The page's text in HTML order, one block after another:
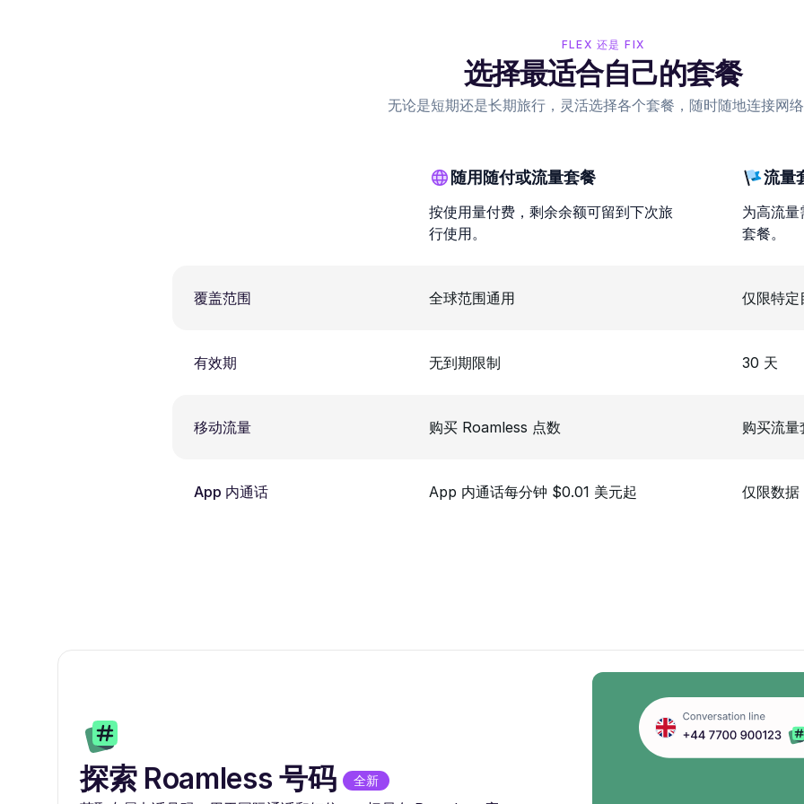
FLEX 还是 FIX
选择最适合自己的套餐
无论是短期还是长期旅行，灵活选择各个套餐，随时随地连接网
随用随付或流量套餐
按使用量付费，剩余余额可留到下次旅
行使用。
流量
为高流
套餐。
覆盖范围 全球范围通用 仅限特定
有效期 无到期限制 30 天
移动流量 购买 Roamless 点数 购买流量
App 内通话 App 内通话每分钟 $0.01 美元起 仅限数据
探索 Roamless 号码 全新